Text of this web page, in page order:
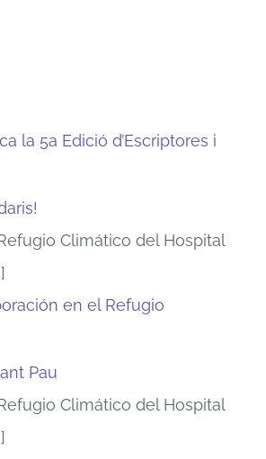
la 5a Edició d’Escriptores i
Climático del Hospital
en el Refugio
Pau
Climático del Hospital